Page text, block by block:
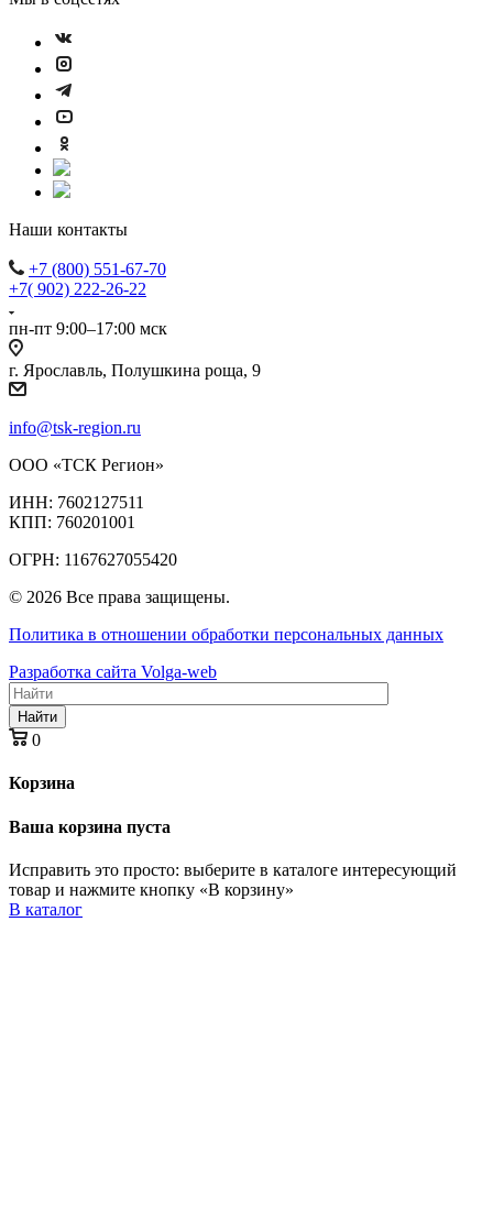
Наши контакты
+7 (800) 551-67-70
+7( 902) 222-26-22
пн-пт 9:00–17:00 мск
г. Ярославль, Полушкина роща, 9
info@tsk-region.ru
ООО «ТСК Регион»
ИНН: 7602127511
КПП: 760201001
ОГРН: 1167627055420
© 2026 Все права защищены.
Политика в отношении обработки персональных данных
Разработка сайта Volga-web
Найти
0
Корзина
Ваша корзина пуста
Исправить это просто: выберите в каталоге интересующий
товар и нажмите кнопку «В корзину»
В каталог